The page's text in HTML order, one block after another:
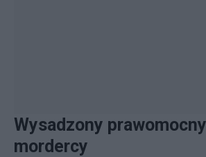
Wysadzony
mordercy